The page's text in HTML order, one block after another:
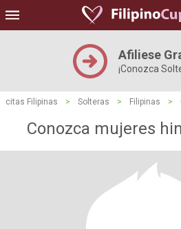
Afiliese
¡Conozca
citas Filipinas > Solteras > Filipinas >
Conozca mujeres